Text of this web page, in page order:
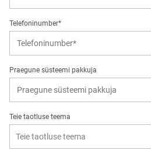
Telefoninumber*
Praegune süsteemi pakkuja
Teie taotluse teema
Teie taotluse teema